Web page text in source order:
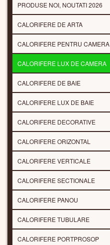
PRODUSE NOI, NOUTATI 2026
CALORIFERE DE ARTA
CALORIFERE PENTRU CAMERA
CALORIFERE LUX DE CAMERA
CALORIFERE DE BAIE
CALORIFERE LUX DE BAIE
CALORIFERE DECORATIVE
CALORIFERE ORIZONTAL
CALORIFERE VERTICALE
CALORIFERE SECTIONALE
CALORIFERE PANOU
CALORIFERE TUBULARE
CALORIFERE PORTPROSOP